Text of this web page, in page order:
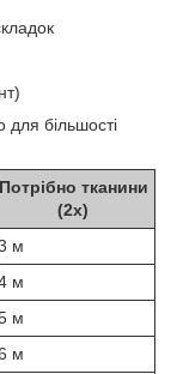
більшості
Потрібно тканини
(2x)
м
м
м
м